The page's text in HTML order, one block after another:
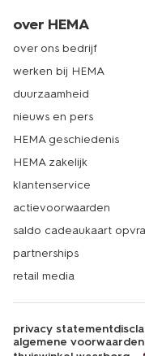
over HEMA
over ons bedrijf
werken bij HEMA
duurzaamheid
nieuws en pers
HEMA geschiedenis
HEMA zakelijk
klantenservice
actievoorwaarden
saldo cadeaukaart
partnerships
retail media
privacy statement
algemene voorwaarden